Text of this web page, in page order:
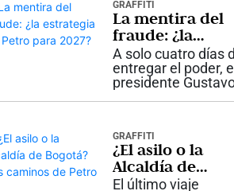
GRAFFITI
La mentira del
fraude: ¿la
estrategia de
Petro para
A solo cuatro días
entregar el poder,
presidente
presidenciales. Lo
hizo nuevamente
presentar pruebas
concluyentes y...
GRAFFITI
¿El asilo o la
Alcaldía de
Bogotá? Los
El último viaje